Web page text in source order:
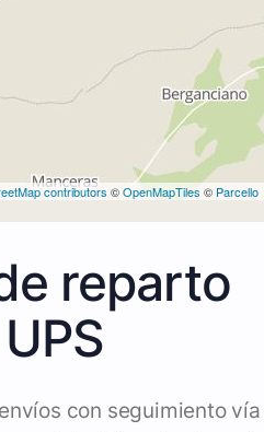
contributors ©OpenMapTiles © Parcello
reparto
con seguimiento vía